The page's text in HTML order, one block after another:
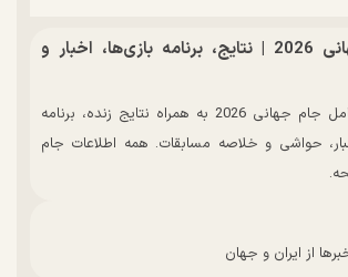
جدول جام جهانی 2026 | نتایج، برنامه بازی‌ها، اخبار و
مشاهده جدول کامل جام جهانی 2026 به همراه نتایج زنده، برنامه
حواشی و خلاصه مسابقات. همه اطلاعات جام
از ایران و جهان